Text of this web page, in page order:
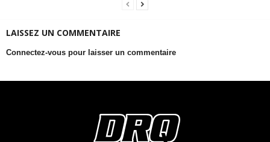
LAISSEZ UN COMMENTAIRE
Connectez-vous pour laisser un commentaire